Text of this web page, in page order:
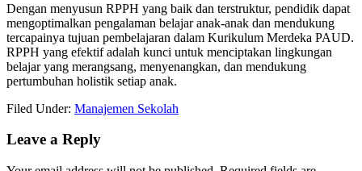
Dengan menyusun RPPH yang baik dan terstruktur, pendidik dapat
mengoptimalkan pengalaman belajar anak-anak dan mendukung
tercapainya tujuan pembelajaran dalam Kurikulum Merdeka PAUD.
RPPH yang efektif adalah kunci untuk menciptakan lingkungan
belajar yang merangsang, menyenangkan, dan mendukung
pertumbuhan holistik setiap anak.
Filed Under: Manajemen Sekolah
Reader
Leave a Reply